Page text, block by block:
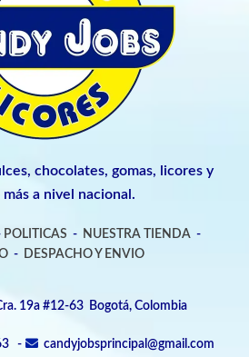
chocolates, gomas, licores y
más a nivel nacional.
POLITICAS - NUESTRA TIENDA -
- DESPACHO Y ENVIO
19a #12-63 Bogotá, Colombia
- candyjobsprincipal@gmail.com